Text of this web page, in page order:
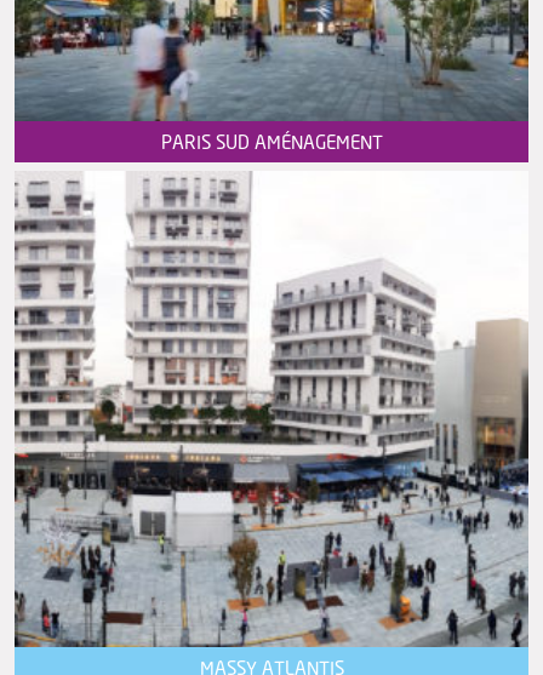
PARIS SUD AMÉNAGEMENT
MASSY ATLANTIS